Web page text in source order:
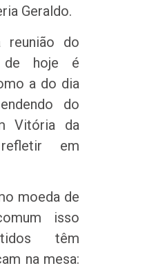
Geraldo.
reunião do
de hoje é
a do dia
do
Vitória da
em
moeda de
isso
têm
na mesa: